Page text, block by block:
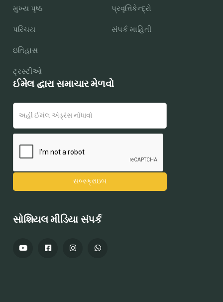
મુખ્ય પૃષ્ઠ
પરિચય
ઇતિહાસ
ટ્રસ્ટીઓ
પ્રવૃત્તિકેન્દ્રો
સંપર્ક માહિતી
ઈમેલ દ્વારા સમાચાર મેળવો
સોશિયલ મીડિયા સંપર્ક